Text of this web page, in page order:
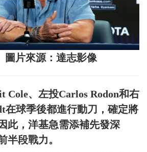
圖片來源：達志影像
Cole、左投Carlos Rodon和右
在球季後都進行動刀，確定將
此，洋基急需添補先發深
半段戰力。